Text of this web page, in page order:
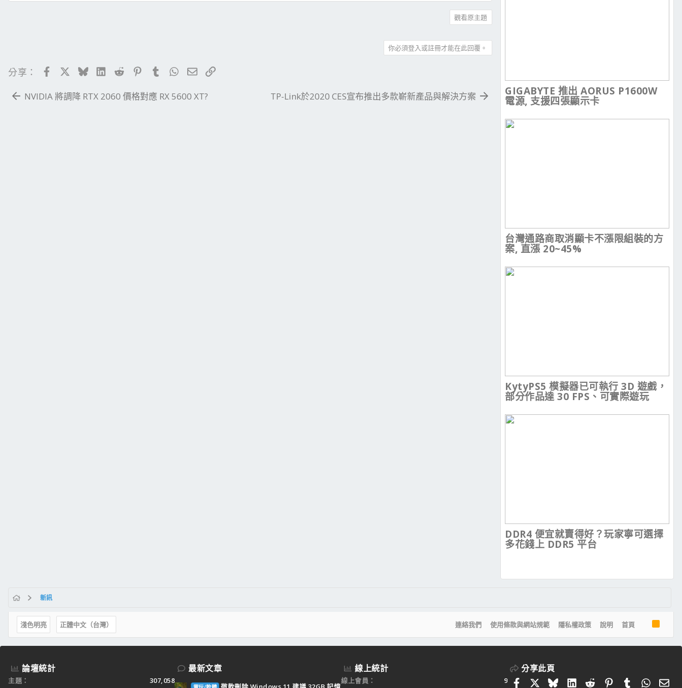
觀看原主題
你必須登入或註冊才能在此回覆。
分享： FacebookBlueskyLinkedIn
RedditPinterestTumblrWhatsApp
電子郵件
連結
NVIDIA 將調降 RTX 2060 價格對應 RX 5600 XT? TP-Link於2020 CES宣布推出多款嶄新產品與解決方案 GIGABYTE 推出 AORUS P1600W
電源, 支援四張顯示卡
台灣通路商取消顯卡不漲限組裝的方
案, 直漲 20~45%
KytyPS5 模擬器已可執行 3D 遊戲，
部分作品達 30 FPS、可實際遊玩
DDR4 便宜就賣得好？玩家寧可選擇
多花錢上 DDR5 平台
新訊
淺色明亮 正體中文（台灣） 連絡我們 使用條款與網站規範 隱私權政策 說明 首頁
S
論壇統計
主題
307,058
最新文章 線上統計
線上會員
9
分享此頁
FacebookBlueskyLinkedIn
RedditPinterestTumblr 電